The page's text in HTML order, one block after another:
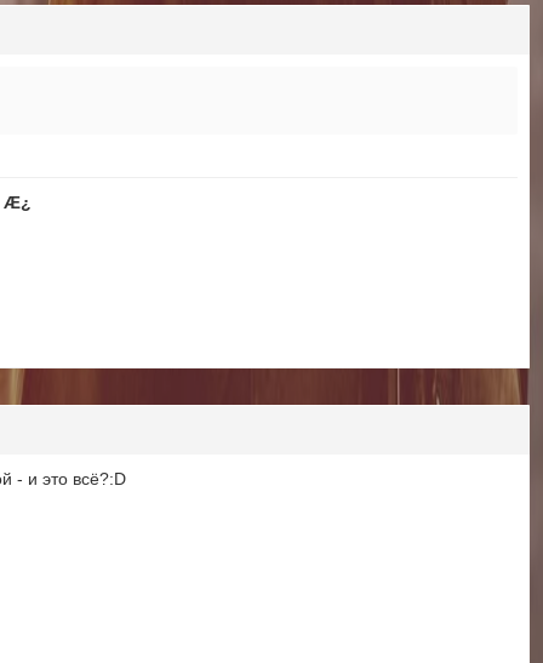
Æ¿
- и это всё?:D